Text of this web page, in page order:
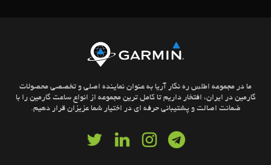
ما در مجموعه اطلس ره نگار آریا به عنوان نماینده اصلی و تخصصی محصولات
گارمین در ایران، افتخار داریم تا کامل ترین مجموعه از انواع ساعت گارمین را با
ضمانت اصالت و پشتیبانی حرفه ای در اختیار شما عزیزان قرار دهیم.